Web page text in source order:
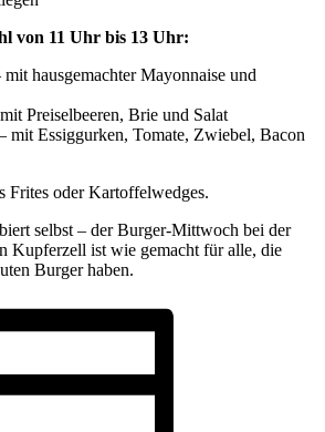
von 11 Uhr bis 13 Uhr:
hausgemachter Mayonnaise und
Preiselbeeren, Brie und Salat
mit Essiggurken, Tomate, Zwiebel, Bacon
Frites oder Kartoffelwedges.
selbst – der Burger-Mittwoch bei der
Kupferzell ist wie gemacht für alle, die
Burger haben.